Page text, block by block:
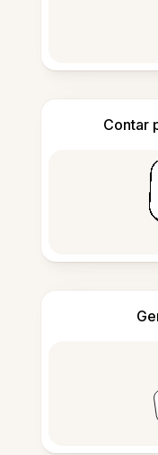
Contar